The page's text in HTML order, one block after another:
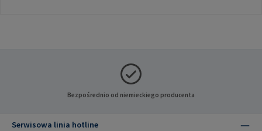
Bezpośrednio od niemieckiego producenta
Serwisowa linia hotline